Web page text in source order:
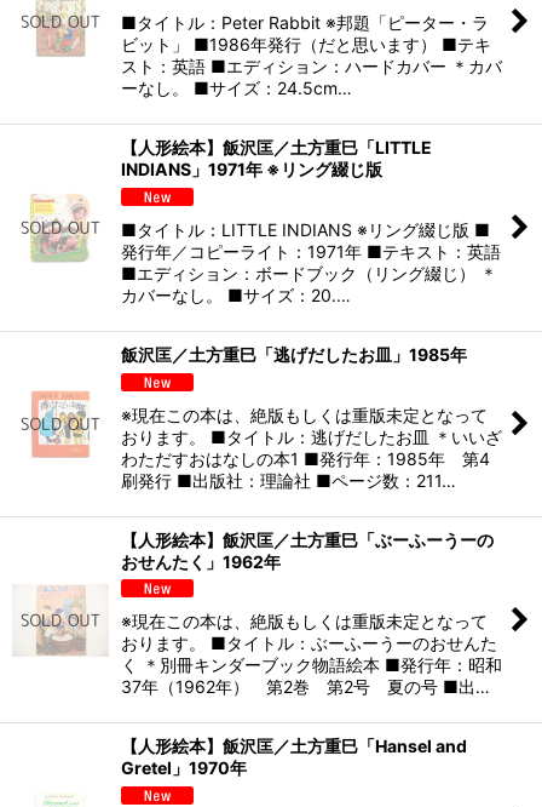
■タイトル：Peter Rabbit ※邦題「ピーター・ラ
ビット」 ■1986年発行（だと思います） ■テキ
スト：英語 ■エディション：ハードカバー ＊カバ
ーなし。 ■サイズ：24.5cm…
【人形絵本】飯沢匡／土方重巳「LITTLE
INDIANS」1971年 ※リング綴じ版
■タイトル：LITTLE INDIANS ※リング綴じ版 ■
発行年／コピーライト：1971年 ■テキスト：英語
■エディション：ボードブック（リング綴じ） ＊
カバーなし。 ■サイズ：20.…
飯沢匡／土方重巳「逃げだしたお皿」1985年
※現在この本は、絶版もしくは重版未定となって
おります。 ■タイトル：逃げだしたお皿 ＊いいざ
わただすおはなしの本1 ■発行年：1985年 第4
刷発行 ■出版社：理論社 ■ページ数：211…
【人形絵本】飯沢匡／土方重巳「ぶーふーうーの
おせんたく」1962年
※現在この本は、絶版もしくは重版未定となって
おります。 ■タイトル：ぶーふーうーのおせんた
く ＊別冊キンダーブック物語絵本 ■発行年：昭和
37年（1962年） 第2巻 第2号 夏の号 ■出…
【人形絵本】飯沢匡／土方重巳「Hansel and
Gretel」1970年